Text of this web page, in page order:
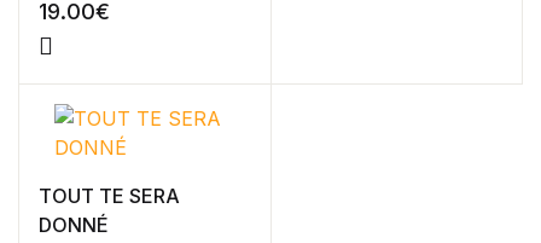
19.00€
TOUT TE SERA
DONNÉ